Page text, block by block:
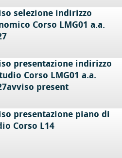
selezione indirizzo
Corso LMG01 a.a.
presentazione indirizzo
Corso LMG01 a.a.
present
presentazione piano di
Corso L14